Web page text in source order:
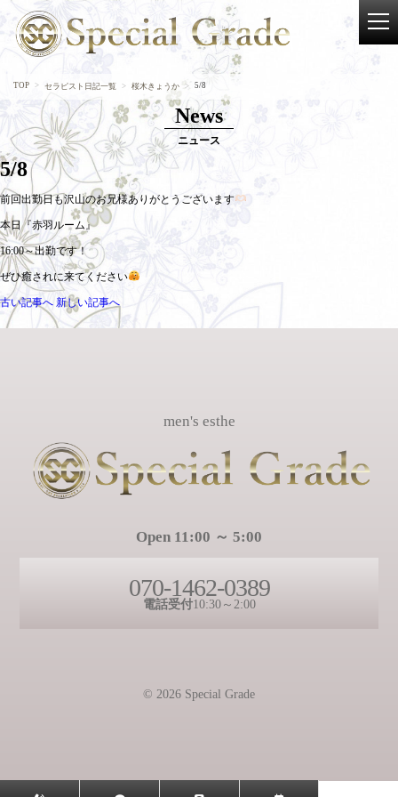
TOP セラピスト日記一覧 桜木きょうか 5/8
News
ニュース
5/8
前回出勤日も沢山のお兄様ありがとうございます
本日『赤羽ルーム』
16:00～出勤です！
ぜひ癒されに来てください
古い記事へ 新しい記事へ
men's esthe
Open 11:00 ～ 5:00
070-1462-0389
電話受付10:30～2:00
© 2026 Special Grade